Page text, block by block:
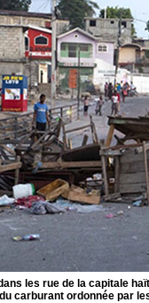
les rue de la capitale
carburant ordonnée par